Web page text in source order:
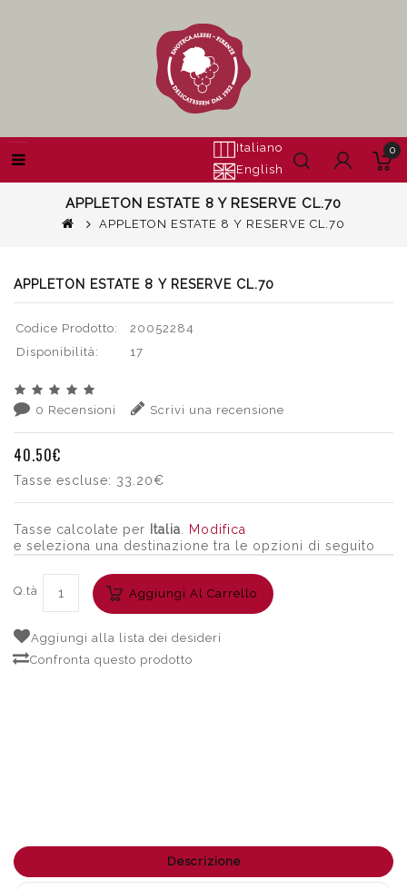
Italiano
English
0
APPLETON ESTATE 8 Y RESERVE CL.70
APPLETON ESTATE 8 Y RESERVE CL.70
APPLETON ESTATE 8 Y RESERVE CL.70
Codice Prodotto:
20052284
Disponibilità:
17
0 Recensioni Scrivi una recensione
40.50€
Tasse escluse: 33.20€
Tasse calcolate per Italia
Modifica
e seleziona una destinazione tra le opzioni di seguito
Q.tà Aggiungi Al Carrello
Aggiungi alla lista dei desideri
Confronta questo prodotto
Descrizione